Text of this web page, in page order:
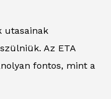
utasainak
Az ETA
fontos, mint a